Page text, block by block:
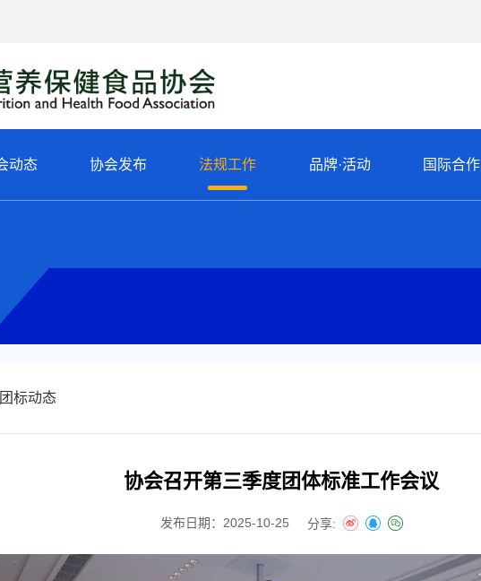
动态 协会发布 法规工作 品牌·活动 国际合作
标动态
协会召开第三季度团体标准工作会议
发布日期：2025-10-25 分享: